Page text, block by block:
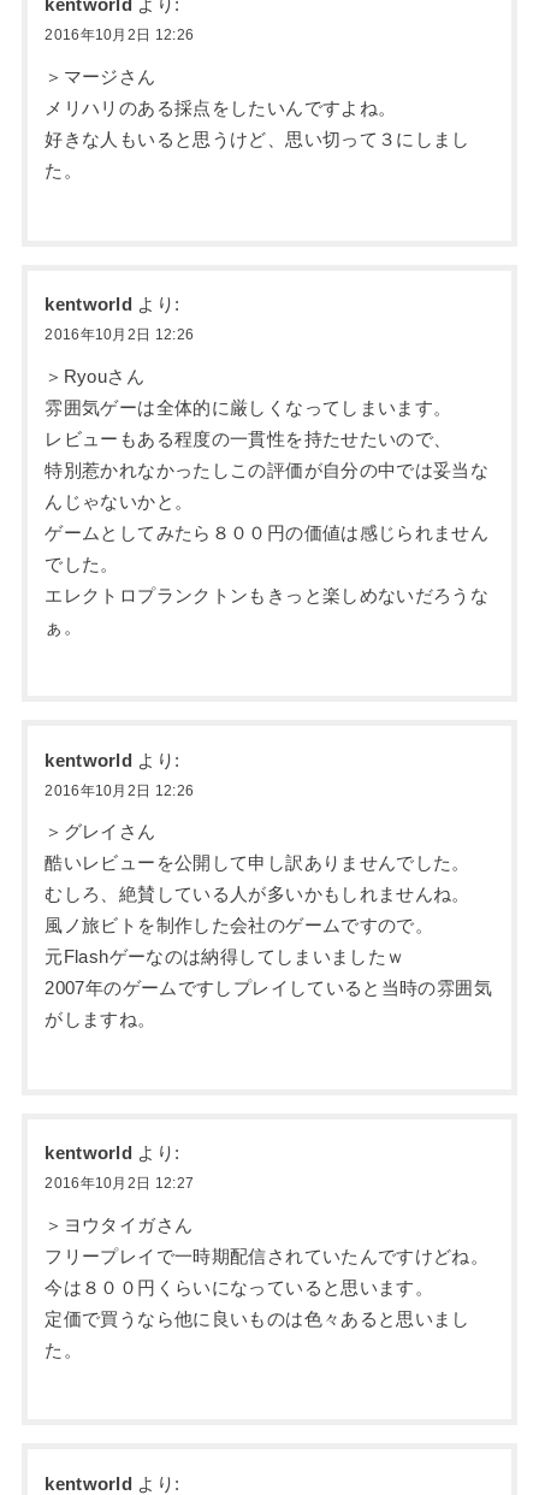
kentworld より:
2016年10月2日 12:26
＞マージさん
メリハリのある採点をしたいんですよね。
好きな人もいると思うけど、思い切って３にしまし
た。
kentworld より:
2016年10月2日 12:26
＞Ryouさん
雰囲気ゲーは全体的に厳しくなってしまいます。
レビューもある程度の一貫性を持たせたいので、
特別惹かれなかったしこの評価が自分の中では妥当な
んじゃないかと。
ゲームとしてみたら８００円の価値は感じられません
でした。
エレクトロプランクトンもきっと楽しめないだろうな
ぁ。
kentworld より:
2016年10月2日 12:26
＞グレイさん
酷いレビューを公開して申し訳ありませんでした。
むしろ、絶賛している人が多いかもしれませんね。
風ノ旅ビトを制作した会社のゲームですので。
元Flashゲーなのは納得してしまいましたｗ
2007年のゲームですしプレイしていると当時の雰囲気
がしますね。
kentworld より:
2016年10月2日 12:27
＞ヨウタイガさん
フリープレイで一時期配信されていたんですけどね。
今は８００円くらいになっていると思います。
定価で買うなら他に良いものは色々あると思いまし
た。
kentworld より: